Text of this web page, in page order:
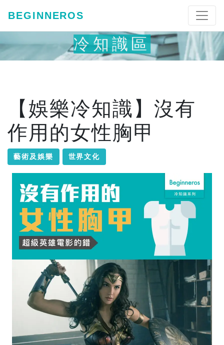
BEGINNEROS
冷知識區
【娛樂冷知識】沒有
作用的女性胸甲
藝術及娛樂 世界文化